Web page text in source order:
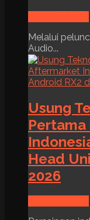
Melalui
Audio...
Usung
Head
2026